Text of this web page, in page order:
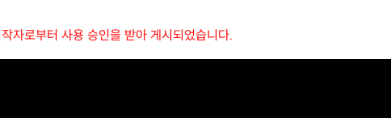
자로부터 사용 승인을 받아 게시되었습니다.